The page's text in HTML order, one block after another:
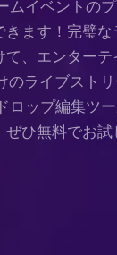
ムイベントの
ます！完璧
、エンターテ
のライブスト
ロップ編集ツ
ひ無料でお試